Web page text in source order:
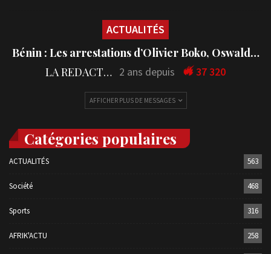
ACTUALITÉS
Bénin : Les arrestations d’Olivier Boko, Oswald…
LA REDACTION 2 ans depuis 37 320
AFFICHER PLUS DE MESSAGES
Catégories populaires
ACTUALITÉS 563
Société 468
Sports 316
AFRIK'ACTU 258